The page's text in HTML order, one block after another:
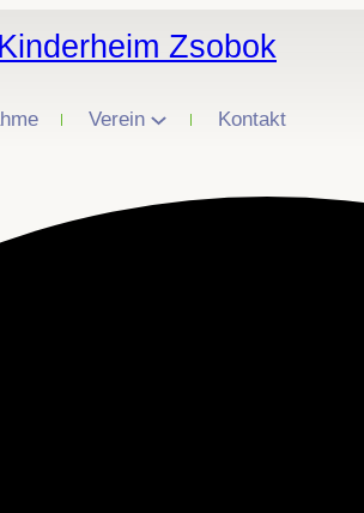
Zsobok
Verein Kontakt